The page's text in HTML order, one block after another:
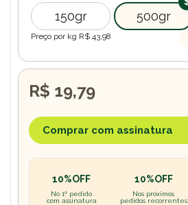
150gr 500gr
Preço por kg R$ 43,98
R$ 19,79
Comprar com assinatura
10%OFF
No 1º pedido
com assinatura
10%OFF
Nos próximos
pedidos recorrentes